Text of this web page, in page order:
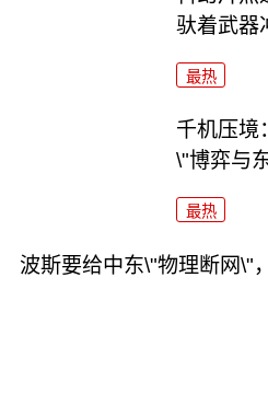
驮着武器
最热
千机压境
\"博弈与
最热
波斯要给中东\"物理断网\"